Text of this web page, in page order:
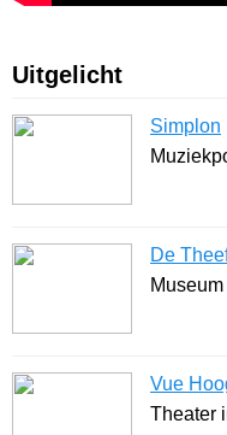
Uitgelicht
Simplon
De
Vue
Theater